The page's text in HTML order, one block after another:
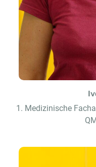
1. Medizinische